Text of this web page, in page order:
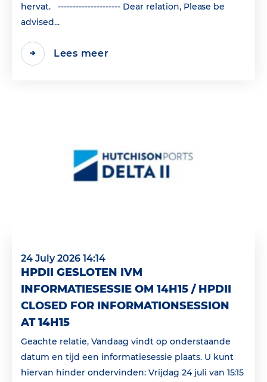
hervat. --------------------- Dear relation, Please be
advised...
Lees meer
24 July 2026 14:14
HPDII GESLOTEN IVM
INFORMATIESESSIE OM 14H15 / HPDII
CLOSED FOR INFORMATIONSESSION
AT 14H15
Geachte relatie, Vandaag vindt op onderstaande
datum en tijd een informatiesessie plaats. U kunt
hiervan hinder ondervinden: Vrijdag 24 juli van 15:15